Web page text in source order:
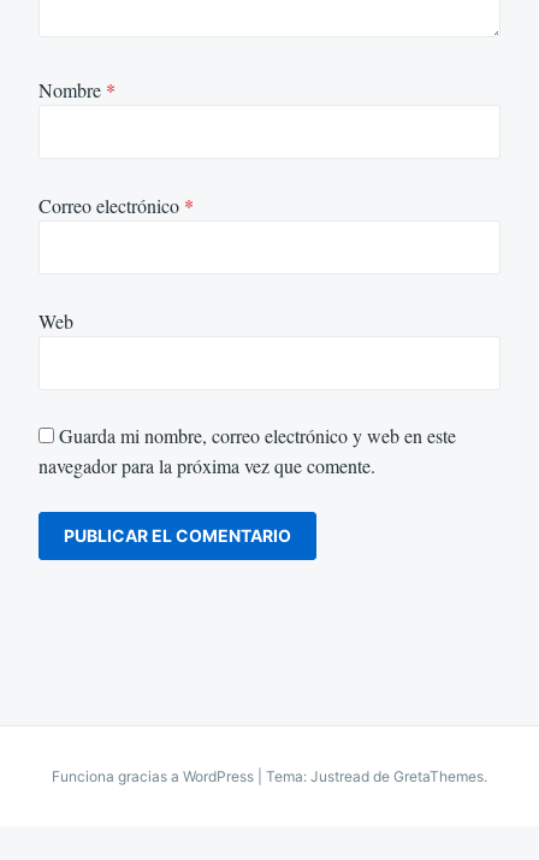
Nombre *
Correo electrónico *
Web
Guarda mi nombre, correo electrónico y web en este
navegador para la próxima vez que comente.
Funciona gracias a WordPress Tema: Justread de GretaThemes.